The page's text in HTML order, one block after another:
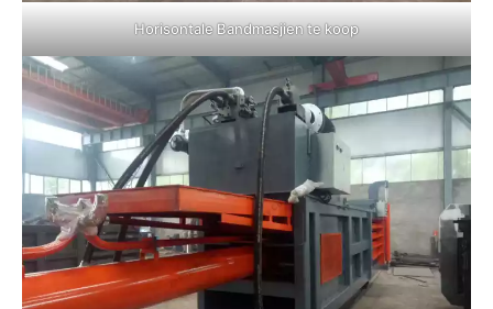
Horisontale Bandmasjien te koop